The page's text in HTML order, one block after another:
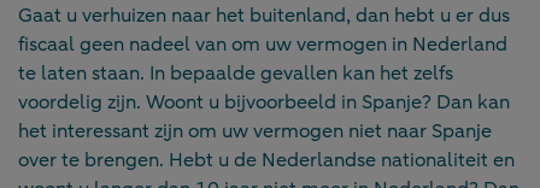
Gaat u verhuizen naar het buitenland, dan hebt u er dus
fiscaal geen nadeel van om uw vermogen in Nederland
te laten staan. In bepaalde gevallen kan het zelfs
voordelig zijn. Woont u bijvoorbeeld in Spanje? Dan kan
het interessant zijn om uw vermogen niet naar Spanje
over te brengen. Hebt u de Nederlandse nationaliteit en